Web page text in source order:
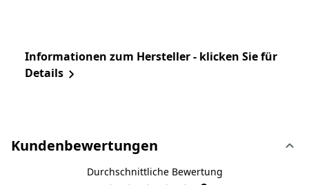
Informationen zum Hersteller - klicken Sie für
Details
Kundenbewertungen
Durchschnittliche Bewertung